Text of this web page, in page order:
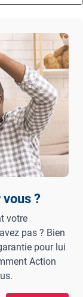
?
votre
pas ? Bien
pour lui
Action